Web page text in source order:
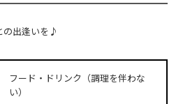
の出逢いを♪
フード・ドリンク（調理を伴わな
い）